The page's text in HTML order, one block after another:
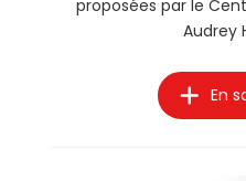
proposées par le
Audrey
En